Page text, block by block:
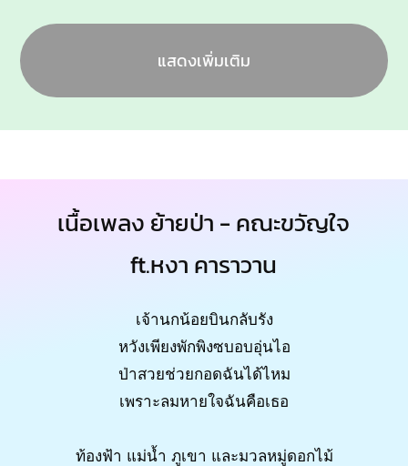
แสดงเพิ่มเติม
เนื้อเพลง ย้ายป่า - คณะขวัญใจ
ft.หงา คาราวาน
เจ้านกน้อยบินกลับรัง
หวังเพียงพักพิงซบอบอุ่นไอ
ป่าสวยช่วยกอดฉันได้ไหม
เพราะลมหายใจฉันคือเธอ
ท้องฟ้า แม่น้ำ ภูเขา และมวลหมู่ดอกไม้